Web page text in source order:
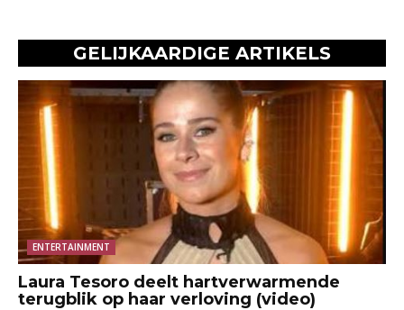
GELIJKAARDIGE ARTIKELS
ENTERTAINMENT
Laura Tesoro deelt hartverwarmende
terugblik op haar verloving (video)